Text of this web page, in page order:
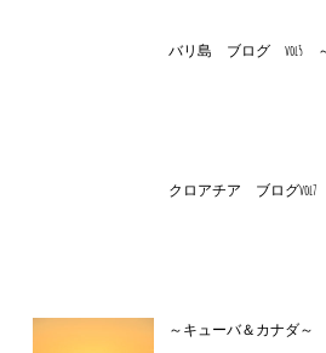
バリ島 ブログ vol5
クロアチア ブログvol7
～キューバ＆カナダ～